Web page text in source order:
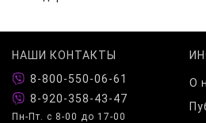
НАШИ КОНТАКТЫ
8-800-550-06-61
8-920-358-43-47
Пн-Пт. с 8-00 до 17-00
О